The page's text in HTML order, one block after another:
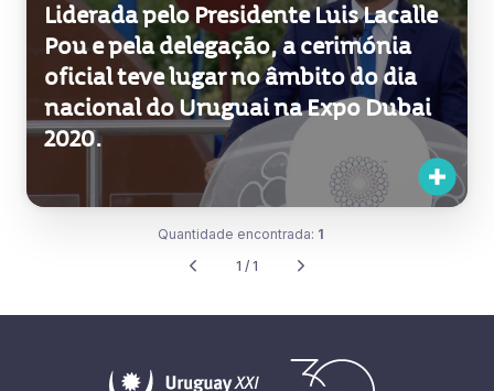
Liderada pelo Presidente Luis Lacalle
Pou e pela delegação, a cerimónia
oficial teve lugar no âmbito do dia
nacional do Uruguai na Expo Dubai
2020.
Quantidade encontrada: 1
1 / 1